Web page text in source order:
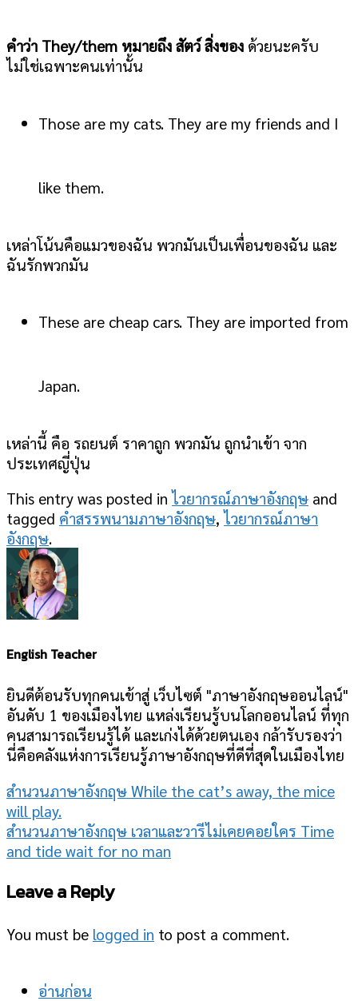
คำว่า They/them หมายถึง สัตว์ สิ่งของ ด้วยนะครับ
ไม่ใช่เฉพาะคนเท่านั้น
Those are my cats. They are my friends and I
like them.
เหล่าโน้นคือแมวของฉัน พวกมันเป็นเพื่อนของฉัน และ
ฉันรักพวกมัน
These are cheap cars. They are imported from
Japan.
เหล่านี้ คือ รถยนต์ ราคาถูก พวกมัน ถูกนำเข้า จาก
ประเทศญี่ปุ่น
This entry was posted inไวยากรณ์ภาษาอังกฤษ and
tagged คำสรรพนามภาษาอังกฤษ,ไวยากรณ์ภาษา
อังกฤษ.
English Teacher
ยินดีต้อนรับทุกคนเข้าสู่ เว็บไซต์ "ภาษาอังกฤษออนไลน์"
อันดับ 1 ของเมืองไทย แหล่งเรียนรู้บนโลกออนไลน์ ที่ทุก
คนสามารถเรียนรู้ได้ และเก่งได้ด้วยตนเอง กล้ารับรองว่า
นี่คือคลังแห่งการเรียนรู้ภาษาอังกฤษที่ดีที่สุดในเมืองไทย
สำนวนภาษาอังกฤษ While the cat’s away, the mice
will play.
สำนวนภาษาอังกฤษ เวลาและวารีไม่เคยคอยใคร Time
and tide wait for no man
Leave a Reply
You must be logged in to post a comment.
อ่านก่อน